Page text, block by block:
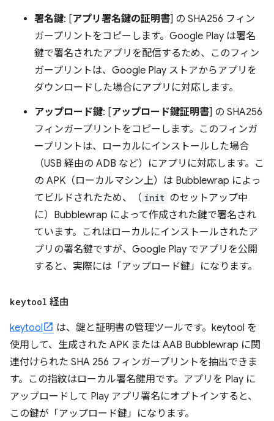
署名鍵: [アプリ署名鍵の証明書] の SHA256 フィン
ガープリントをコピーします。Google Play は署名
鍵で署名されたアプリを配信するため、このフィン
ガープリントは、Google Play ストアからアプリを
ダウンロードした場合にアプリに対応します。
アップロード鍵: [アップロード鍵証明書] の SHA256
フィンガープリントをコピーします。このフィンガ
ープリントは、ローカルにインストールした場合
（USB 経由の ADB など）にアプリに対応します。こ
の APK（ローカルマシン上）は Bubblewrap によっ
てビルドされたため、（ init のセットアップ中
に）Bubblewrap によって作成された鍵で署名され
ています。これはローカルにインストールされたア
プリの署名鍵ですが、Google Play でアプリを公開
すると、実際には「アップロード鍵」になります。
keytool 経由
keytool
は、鍵と証明書の管理ツールです。keytool を
使用して、生成された APK または AAB Bubblewrap に関
連付けられた SHA 256 フィンガープリントを抽出できま
す。この指紋はローカル署名鍵用です。アプリを Play に
アップロードして Play アプリ署名にオプトインすると、
この鍵が「アップロード鍵」になります。